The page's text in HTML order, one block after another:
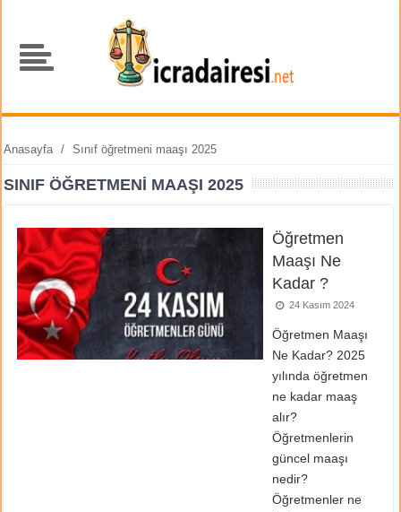
Anasayfa / Sınıf öğretmeni maaşı 2025
SINIF ÖĞRETMENI MAAŞI 2025
Öğretmen
Maaşı Ne
Kadar ?
24 Kasım 2024
Öğretmen Maaşı
Ne Kadar? 2025
yılında öğretmen
ne kadar maaş
alır?
Öğretmenlerin
güncel maaşı
nedir?
Öğretmenler ne